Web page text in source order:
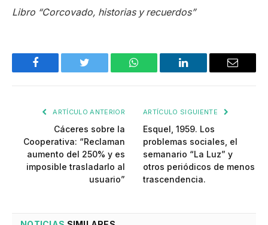
Libro “Corcovado, historias y recuerdos”
Facebook Twitter WhatsApp LinkedIn Email
ARTÍCULO ANTERIOR
Cáceres sobre la
Cooperativa: “Reclaman
aumento del 250% y es
imposible trasladarlo al
usuario”
ARTÍCULO SIGUIENTE
Esquel, 1959. Los
problemas sociales, el
semanario “La Luz” y
otros periódicos de menos
trascendencia.